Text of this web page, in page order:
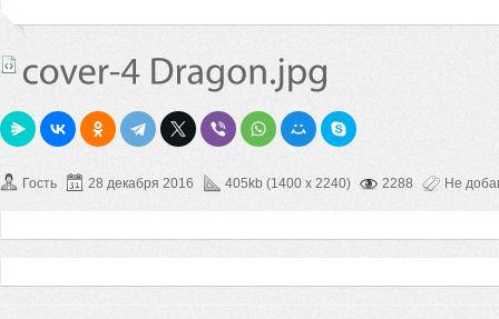
Гость 28 декабря 2016 405kb (1400 x 2240) 2288 Не